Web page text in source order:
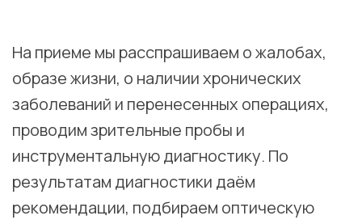
На приеме мы расспрашиваем о жалобах,
образе жизни, о наличии хронических
заболеваний и перенесенных операциях,
проводим зрительные пробы и
инструментальную диагностику. По
результатам диагностики даём
рекомендации, подбираем оптическую